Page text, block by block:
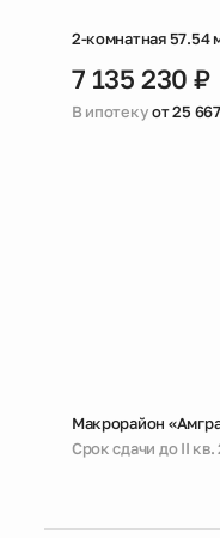
2-комнатная 57.54
7 135 230 ₽
В ипотекуот 25
Макрорайон
Срок сдачи до II кв.